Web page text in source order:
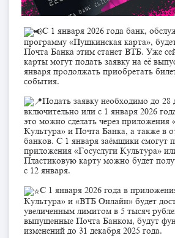
С 1 января 2026 года банк,
программу «Пушкинская карта»,
Почта Банка этим станет ВТБ. Уже
карты могут подать заявку на её
января продолжать приобретать
события.
Подать заявку необходимо до 28
включительно или с 1 января 2026
это можно сделать через приложения
Культура» и Почта Банка, а также в
банков. С 1 января заёмщики смогут
приложения «Госуслуги Культура»
Пластиковую карту можно будет
с 12 января.
С 1 января 2026 года в
Культура» и «ВТБ Онлайн» будет
увеличенным лимитом в 5 тысяч
выпущенные Почта Банком, будут
изменений до 31 декабря 2025 года.